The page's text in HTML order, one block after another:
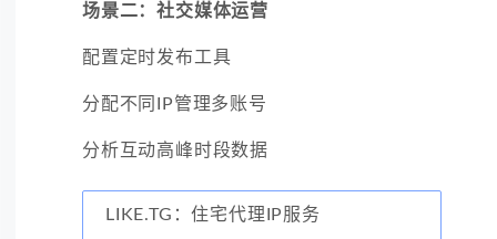
场景二：社交媒体运营
配置定时发布工具
分配不同IP管理多账号
分析互动高峰时段数据
LIKE.TG：住宅代理IP服务